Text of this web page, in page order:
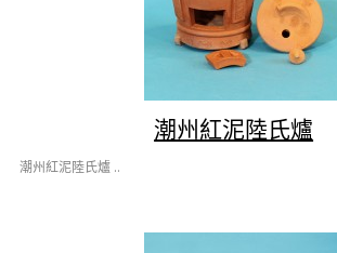
潮州紅泥陸氏爐
潮州紅泥陸氏爐 ..